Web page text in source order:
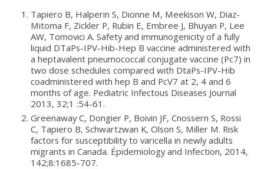
Tapiero B, Halperin S, Dionne M, Meekison W, Diaz-
Mitoma F, Zickler P, Rubin E, Embree J, Bhuyan P, Lee
AW, Tomovici A. Safety and immunogenicity of a fully
liquid DTaPs-IPV-Hib-Hep B vaccine administered with
a heptavalent pneumococcal conjugate vaccine (Pc7) in
two dose schedules compared with DtaPs-IPV-Hib
coadministered with hep B and PcV7 at 2, 4 and 6
months of age. Pediatric Infectous Diseases Journal
2013, 32;1 :54-61.
Greenaway C, Dongier P, Boivin JF, Cnossern S, Rossi
C, Tapiero B, Schwartzwan K, Olson S, Miller M. Risk
factors for susceptibility to varicella in newly adults
migrants in Canada. Épidemiology and Infection, 2014,
142;8:1685-707.